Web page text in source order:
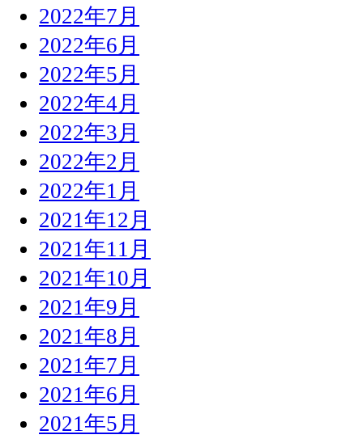
2022年7月
2022年6月
2022年5月
2022年4月
2022年3月
2022年2月
2022年1月
2021年12月
2021年11月
2021年10月
2021年9月
2021年8月
2021年7月
2021年6月
2021年5月